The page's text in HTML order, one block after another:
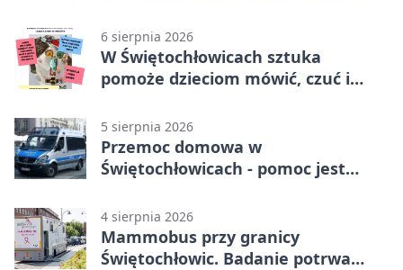
6 sierpnia 2026
W Świętochłowicach sztuka
pomoże dzieciom mówić, czuć i
5 sierpnia 2026
Przemoc domowa w
Świętochłowicach - pomoc jest
4 sierpnia 2026
Mammobus przy granicy
Świętochłowic. Badanie potrwa